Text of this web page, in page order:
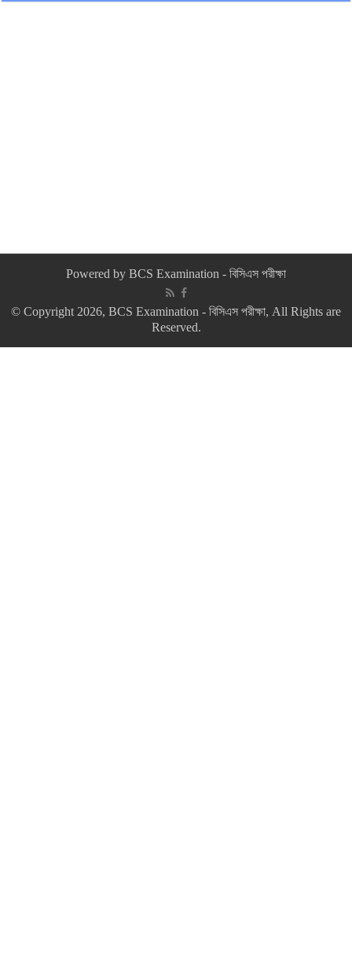
Powered by BCS Examination - বিসিএস পরীক্ষা
© Copyright 2026, BCS Examination - বিসিএস পরীক্ষা, All Rights are
Reserved.